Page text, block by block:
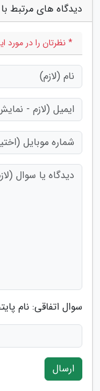
دیدگاه های مرتبط
* نظرتان را در مورد
سوال اتفاقی: نام
ارسال